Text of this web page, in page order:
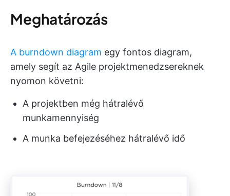
Meghatározás
A burndown diagram egy fontos diagram,
amely segít az Agile projektmenedzsereknek
nyomon követni:
A projektben még hátralévő
munkamennyiség
A munka befejezéséhez hátralévő idő